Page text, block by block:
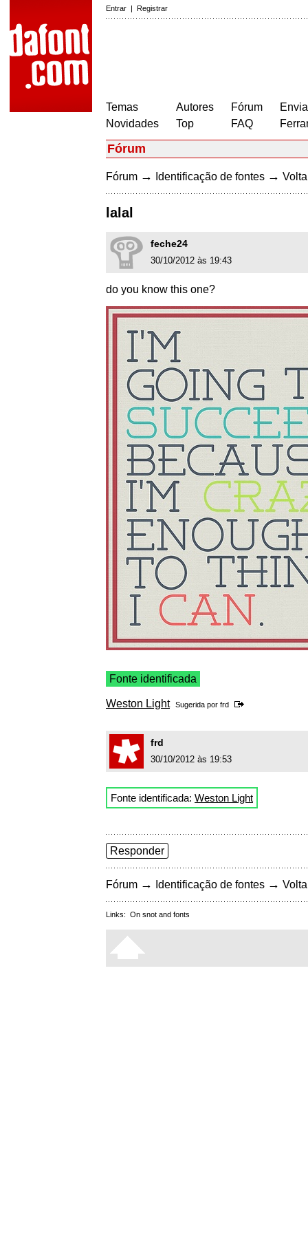
Entrar | Registrar
Temas
Novidades
Autores
Top
Fórum
FAQ
Fórum
Fórum → Identificação de fontes →
lalal
feche24
30/10/2012 às 19:43
do you know this one?
Fonte identificada
Weston Light Sugerida por frd
frd
30/10/2012 às 19:53
Fonte identificada: Weston Light
Responder
Fórum → Identificação de fontes →
Links: On snot and fonts